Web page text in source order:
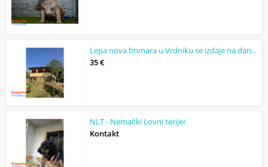
Lepa nova brvnara u Vrdniku se izdaje na dan ili vise
35 €
NLT - Nemački Lovni terijer
Kontakt